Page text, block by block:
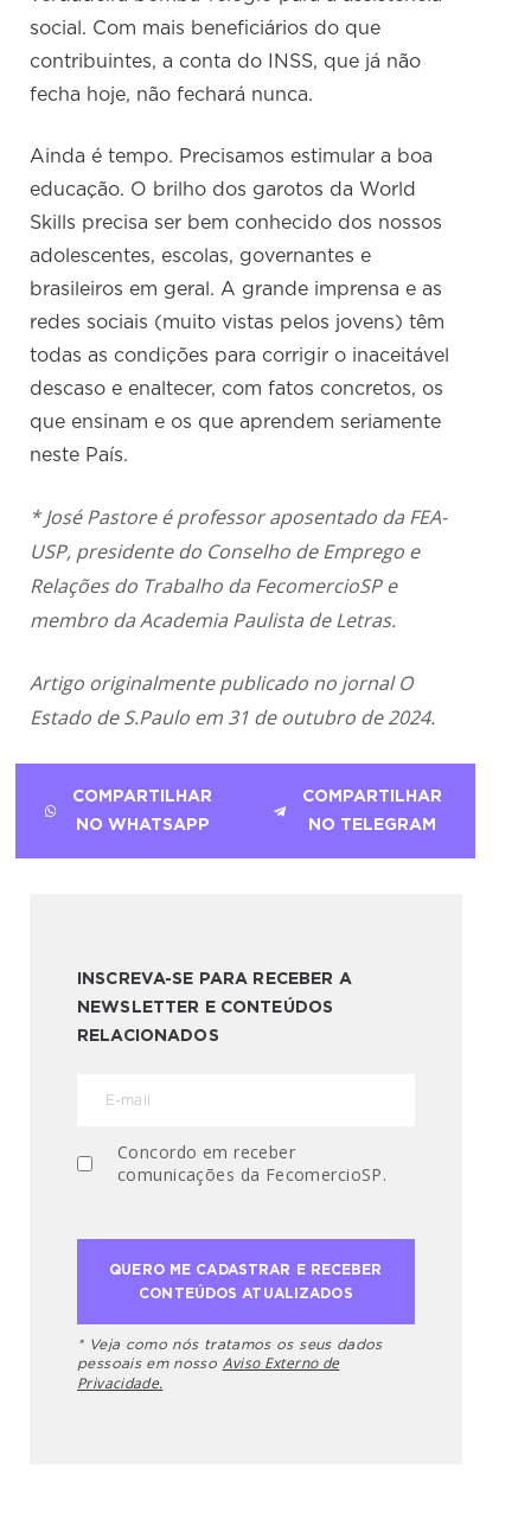
social. Com mais beneficiários do que
contribuintes, a conta do INSS, que já não
fecha hoje, não fechará nunca.
Ainda é tempo. Precisamos estimular a boa
educação. O brilho dos garotos da World
Skills precisa ser bem conhecido dos nossos
adolescentes, escolas, governantes e
brasileiros em geral. A grande imprensa e as
redes sociais (muito vistas pelos jovens) têm
todas as condições para corrigir o inaceitável
descaso e enaltecer, com fatos concretos, os
que ensinam e os que aprendem seriamente
neste País.
* José Pastore é professor aposentado da FEA-
USP, presidente do Conselho de Emprego e
Relações do Trabalho da FecomercioSP e
membro da Academia Paulista de Letras.
Artigo originalmente publicado no jornal O
Estado de S.Paulo em 31 de outubro de 2024.
COMPARTILHAR
NO WHATSAPP
COMPARTILHAR
NO TELEGRAM
INSCREVA-SE PARA RECEBER A
NEWSLETTER E CONTEÚDOS
RELACIONADOS
Concordo em receber
comunicações da FecomercioSP.
* Veja como nós tratamos os seus dados
pessoais em nosso Aviso Externo de
Privacidade.